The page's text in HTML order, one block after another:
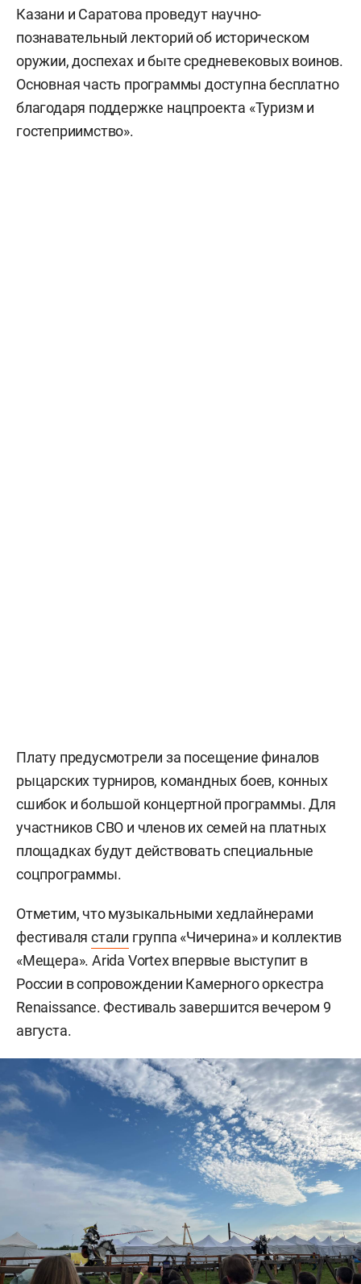
Казани и Саратова проведут научно-
познавательный лекторий об историческом
оружии, доспехах и быте средневековых воинов.
Основная часть программы доступна бесплатно
благодаря поддержке нацпроекта «Туризм и
гостеприимство».
Плату предусмотрели за посещение финалов
рыцарских турниров, командных боев, конных
сшибок и большой концертной программы. Для
участников СВО и членов их семей на платных
площадках будут действовать специальные
соцпрограммы.
Отметим, что музыкальными хедлайнерами
фестивалястали группа «Чичерина» и коллектив
«Мещера». Arida Vortex впервые выступит в
России в сопровождении Камерного оркестра
Renaissance. Фестиваль завершится вечером 9
августа.